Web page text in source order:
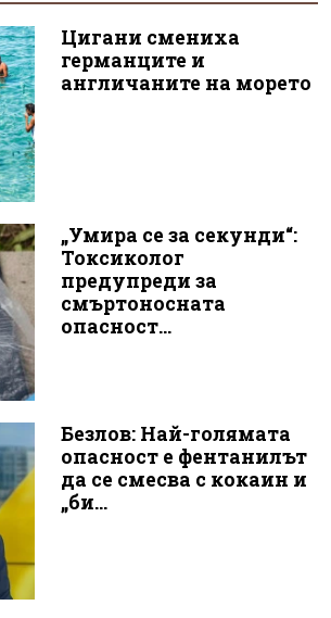
Цигани смениха
германците и
англичаните на морето
„Умира се за секунди“:
Токсиколог
предупреди за
смъртоносната
опасност...
Безлов: Най-голямата
опасност е фентанилът
да се смесва с кокаин и
„би...